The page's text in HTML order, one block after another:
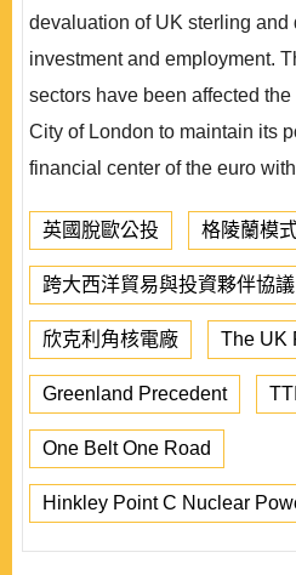
devaluation of UK sterling and
investment and employment.
sectors have been affected
City of London to maintain its
financial center of the euro
英國脫歐公投 格陵蘭模
跨大西洋貿易與投資夥伴協議
欣克利角核電廠 The UK
Greenland Precedent
One Belt One Road
Hinkley Point C Nuclear